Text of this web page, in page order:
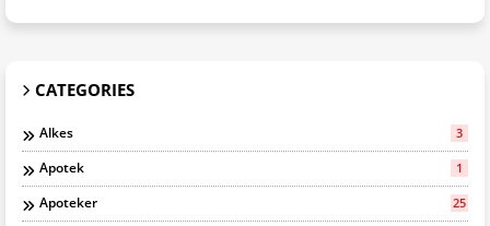
CATEGORIES
Alkes 3
Apotek 1
Apoteker 25